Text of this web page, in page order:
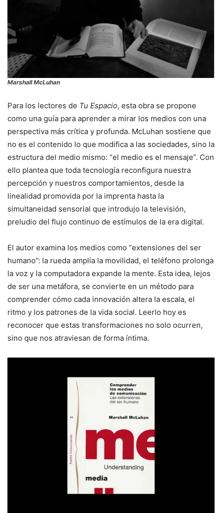
Marshall McLuhan
Para los lectores de Tu Espacio, esta obra se propone
como una guía para aprender a mirar los medios con una
perspectiva más crítica y profunda. McLuhan sostiene que
no es el contenido lo que modifica a las sociedades, sino la
estructura del medio mismo: “el medio es el mensaje”. Con
ello plantea que toda tecnología reconfigura nuestra
percepción y nuestros comportamientos, desde la
linealidad promovida por la imprenta hasta la
simultaneidad sensorial que introdujo la televisión,
preludio del flujo continuo de estímulos de la era digital.
El autor examina los medios como “extensiones del ser
humano”: la rueda amplía la movilidad, el teléfono prolonga
la voz y la computadora expande la mente. Esta idea, lejos
de ser una metáfora, se convierte en un método para
comprender cómo cada innovación altera la escala, el
ritmo y los patrones de la vida social. Leerlo hoy es
reconocer que estas transformaciones no solo ocurren,
sino que nos atraviesan de forma íntima.